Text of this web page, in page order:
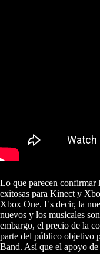
Lo que parecen confirmar
exitosas para Kinect y
Xbox One. Es decir, la
nuevos y los musicales
embargo, el precio de la
parte del público objetivo
Band. Así que el apoyo